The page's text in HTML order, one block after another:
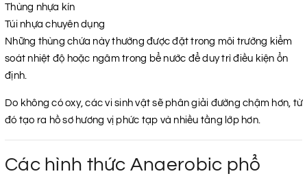
Thùng nhựa kín
Túi nhựa chuyên dụng
Những thùng chứa này thường được đặt trong môi trường kiểm
soát nhiệt độ hoặc ngâm trong bể nước để duy trì điều kiện ổn
định.
Do không có oxy, các vi sinh vật sẽ phân giải đường chậm hơn, từ
đó tạo ra hồ sơ hương vị phức tạp và nhiều tầng lớp hơn.
Các hình thức Anaerobic phổ